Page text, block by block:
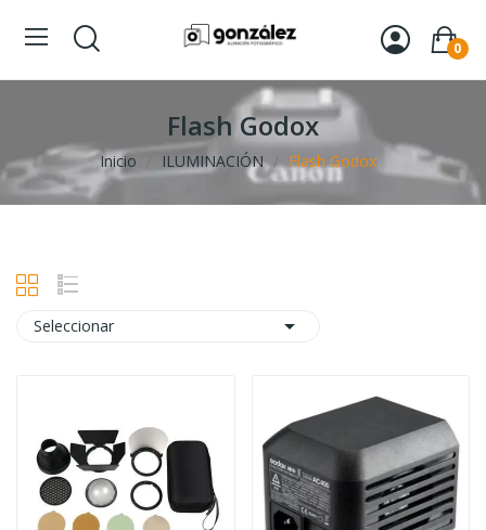
0
Flash Godox
Inicio ILUMINACIÓN Flash Godox
Seleccionar 